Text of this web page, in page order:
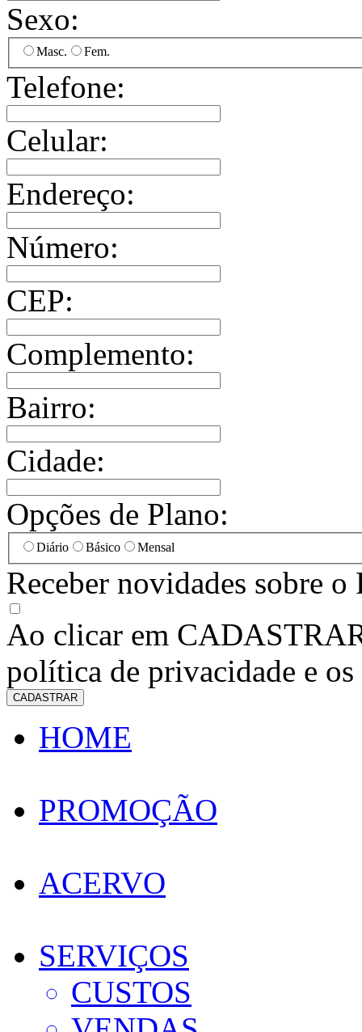
Sexo:
Masc. Fem.
Telefone:
Celular:
Endereço:
Número:
CEP:
Complemento:
Bairro:
Cidade:
Opções de Plano:
Diário Básico Mensal
Receber novidades sobre
Ao clicar em
política de privacidade e os
CADASTRAR
HOME
PROMOÇÃO
ACERVO
SERVIÇOS
CUSTOS